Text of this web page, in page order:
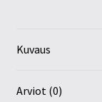
Kuvaus
Arviot (0)